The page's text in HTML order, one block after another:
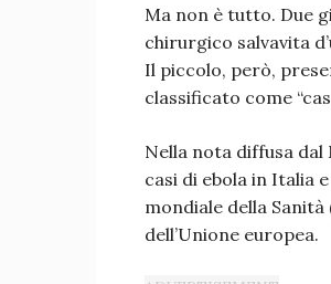
Ma non è tutto. Due
chirurgico salvavita
Il piccolo, però,
classificato come
Nella nota diffusa
casi di ebola in Italia
mondiale della
dell’Unione europea.